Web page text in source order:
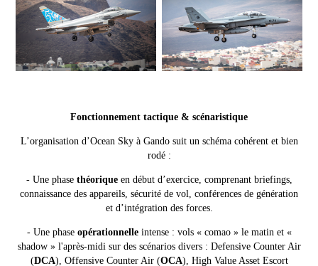
Fonctionnement tactique & scénaristique
L’organisation d’Ocean Sky à Gando suit un schéma cohérent et bien
rodé :
- Une phase théoriqueen début d’exercice, comprenant briefings,
connaissance des appareils, sécurité de vol, conférences de génération
et d’intégration des forces.
- Une phase opérationnelleintense : vols « comao » le matin et «
shadow » l'après-midi sur des scénarios divers : Defensive Counter Air
(DCA), Offensive Counter Air (OCA), High Value Asset Escort